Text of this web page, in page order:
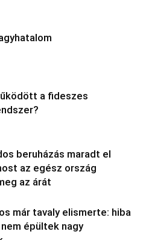
a fideszes
beruházás maradt el
az egész ország
az árát
már tavaly elismerte: hiba
épültek nagy